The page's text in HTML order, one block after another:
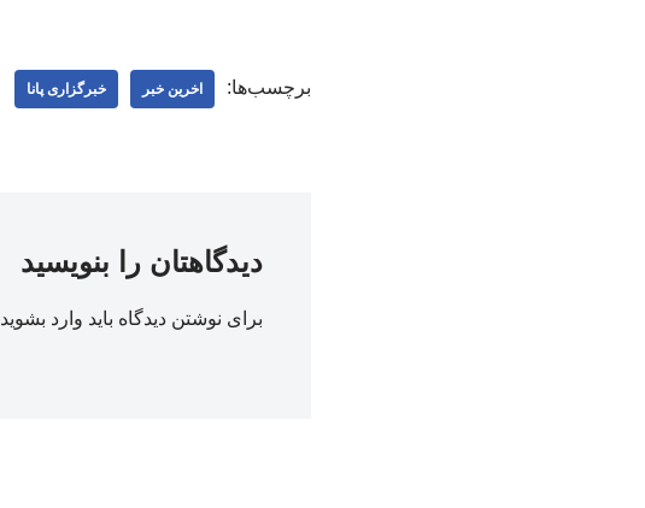
برچسب‌ها: اخرین خبر خبرگزاری پانا
دیدگاهتان را بنویسید
برای نوشتن دیدگاه باید وارد بشوید